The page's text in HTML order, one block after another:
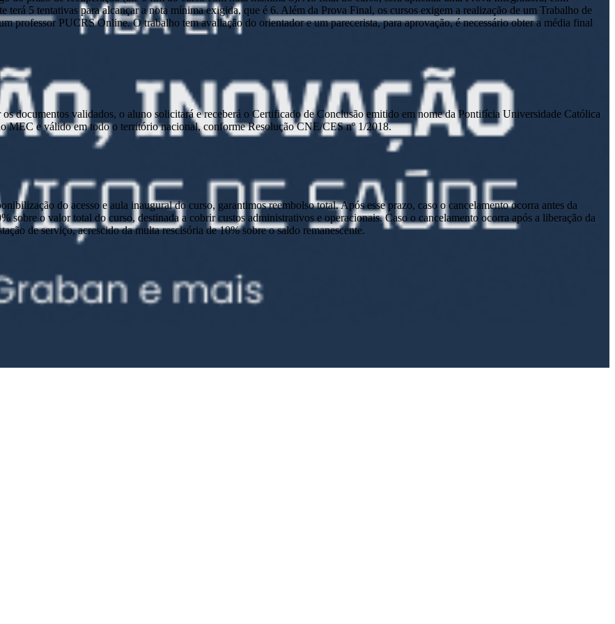
5 tentativas para alcançar a nota mínima exigida, que é 6. Além da Prova Final, os cursos exigem a realização de um Trabalho de
professor PUCRS Online. O trabalho tem avaliação do orientador e um parecerista, para aprovação, é necessário obter a média final
documentos validados, o aluno solicitará e receberá o Certificado de Conclusão emitido em nome da Pontifícia Universidade Católica
MEC e válido em todo o território nacional, conforme Resolução CNE/CES nº 1/2018.
do acesso e aula inaugural do curso, garantimos reembolso total. Após esse prazo, caso o cancelamento ocorra antes da
sobre o valor total do curso, destinada a cobrir custos administrativos e operacionais. Caso o cancelamento ocorra após a liberação da
de serviço, acrescido da multa rescisória de 10% sobre o saldo remanescente.